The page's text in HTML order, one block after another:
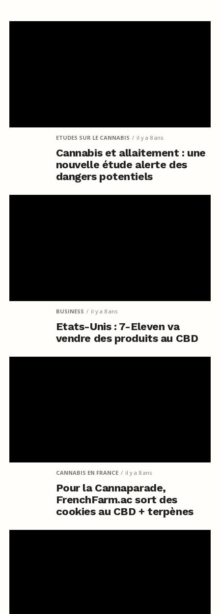
ETUDES SUR LE CANNABIS il y a 8 ans
Cannabis et allaitement : une
nouvelle étude alerte des
dangers potentiels
BUSINESS il y a 8 ans
Etats-Unis : 7-Eleven va
vendre des produits au CBD
CANNABIS EN FRANCE il y a 8 ans
Pour la Cannaparade,
FrenchFarm.ac sort des
cookies au CBD + terpènes